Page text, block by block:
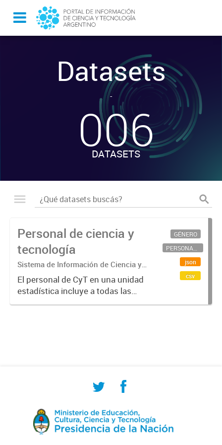
Datasets
-
006
DATASETS
Personal de ciencia y
tecnología
Sistema de Información de Ciencia y
Tecnología Argentino (SICYTAR)
El personal de CyT en una unidad
estadística incluye a todas las
personas involucradas
GÉNERO
PERSONAL CIENTÍFICO-TECNOLÓGICO
json
csv